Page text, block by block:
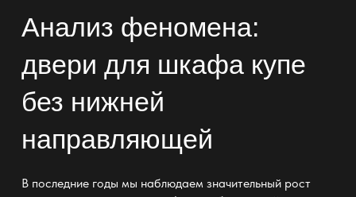
Анализ феномена:
двери для шкафа купе
без нижней
направляющей
В последние годы мы наблюдаем значительный рост